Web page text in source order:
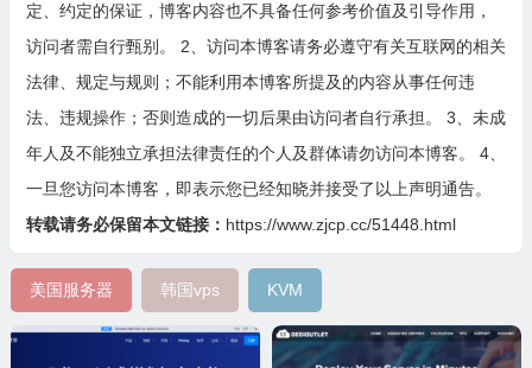
定、约定的保证，博客内容也不具备任何参考价值及引导作用，
访问者需自行甄别。 2、访问本博客请务必遵守有关互联网的相关
法律、规定与规则；不能利用本博客所提及的内容从事任何违
法、违规操作；否则造成的一切后果由访问者自行承担。 3、未成
年人及不能独立承担法律责任的个人及群体请勿访问本博客。 4、
一旦您访问本博客，即表示您已经知晓并接受了以上声明通告。
转载请务必保留本文链接： https://www.zjcp.cc/51448.html
美国服务器 韩国vps KVM